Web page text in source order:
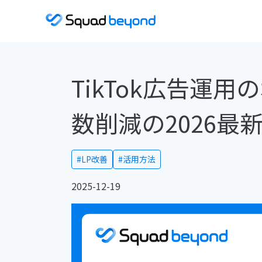
TikTok広告運用
数削減の2026最
#LP改善 #活用方法
2025-12-19